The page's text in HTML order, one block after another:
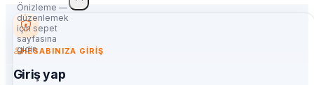
Önizleme —
düzenlemek
için sepet
sayfasına
gidin
HESABINIZA GIRIŞ
Giriş yap